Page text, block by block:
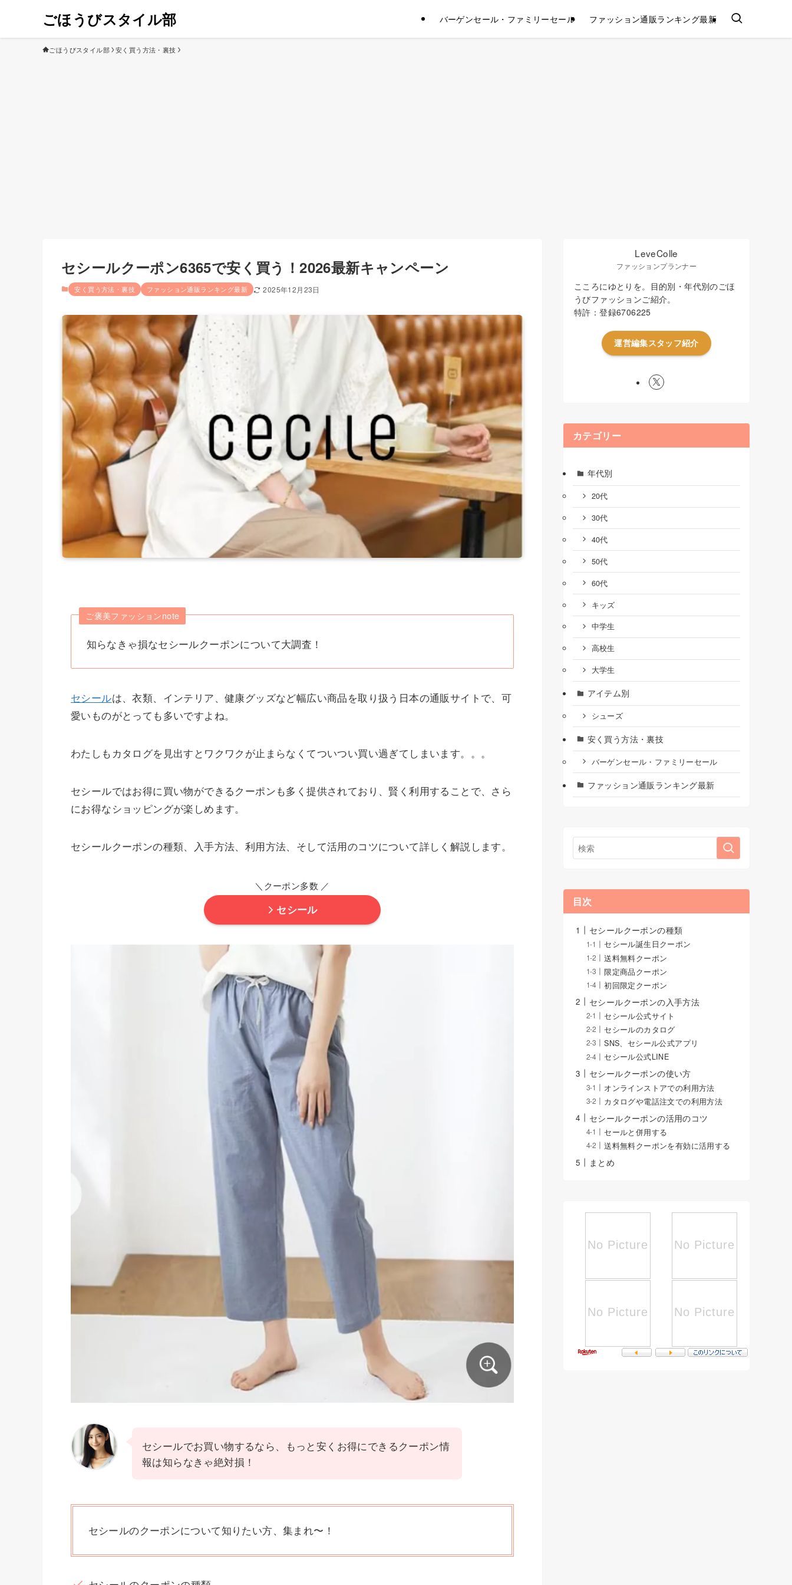
ごほうびスタイル部 バーゲンセール・ファミリーセール ファッション通販ランキング最新
ごほうびスタイル部 安く買う方法・裏技
セシールクーポン6365で安く買う！2026最新キャンペーン
安く買う方法・裏技 ファッション通販ランキング最新 2025年12月23日
ご褒美ファッションnote
知らなきゃ損なセシールクーポンについて大調査！
セシールは、衣類、インテリア、健康グッズなど幅広い商品を取り扱う日本の通販サイトで、可
愛いものがとっても多いですよね。
わたしもカタログを見出すとワクワクが止まらなくてついつい買い過ぎてしまいます。。。
セシールではお得に買い物ができるクーポンも多く提供されており、賢く利用することで、さら
にお得なショッピングが楽しめます。
セシールクーポンの種類、入手方法、利用方法、そして活用のコツについて詳しく解説します。
＼クーポン多数 ／
セシール
セシールでお買い物するなら、もっと安くお得にできるクーポン情
報は知らなきゃ絶対損！
セシールのクーポンについて知りたい方、集まれ〜！
LeveColle
ファッションプランナー
こころにゆとりを。目的別・年代別のごほ
うびファッションご紹介。
特許：登録6706225
運営編集スタッフ紹介
カテゴリー
年代別
20代
30代
40代
50代
60代
キッズ
中学生
高校生
大学生
アイテム別
シューズ
安く買う方法・裏技
バーゲンセール・ファミリーセール
ファッション通販ランキング最新
目次
セシールクーポンの種類
セシール誕生日クーポン
送料無料クーポン
限定商品クーポン
初回限定クーポン
セシールクーポンの入手方法
セシール公式サイト
セシールのカタログ
SNS、セシール公式アプリ
セシール公式LINE
セシールクーポンの使い方
オンラインストアでの利用方法
カタログや電話注文での利用方法
セシールクーポンの活用のコツ
セールと併用する
送料無料クーポンを有効に活用する
まとめ